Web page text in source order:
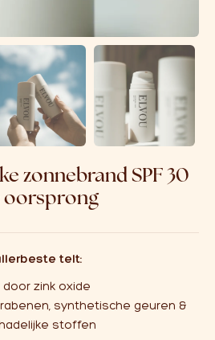
zonnebrand SPF 30
oorsprong
telt:
zink oxide
synthetische geuren &
stoffen